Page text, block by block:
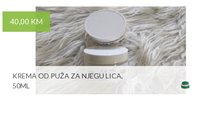
40,00 KM
KREMA OD PUŽA ZA NJEGU LICA,
50ML